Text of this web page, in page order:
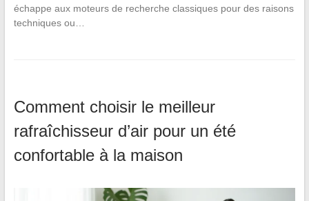
échappe aux moteurs de recherche classiques pour des raisons
techniques ou…
Comment choisir le meilleur
rafraîchisseur d’air pour un été
confortable à la maison